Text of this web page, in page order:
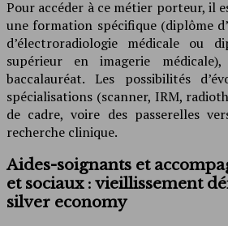
Pour accéder à ce métier porteur, il
une formation spécifique (diplôme
d’électroradiologie médicale ou
supérieur en imagerie
baccalauréat. Les possibilités
spécialisations (scanner, IRM,
de cadre, voire des passerelles
recherche clinique.
Aides-soignants et
et sociaux : vieillissement
silver economy